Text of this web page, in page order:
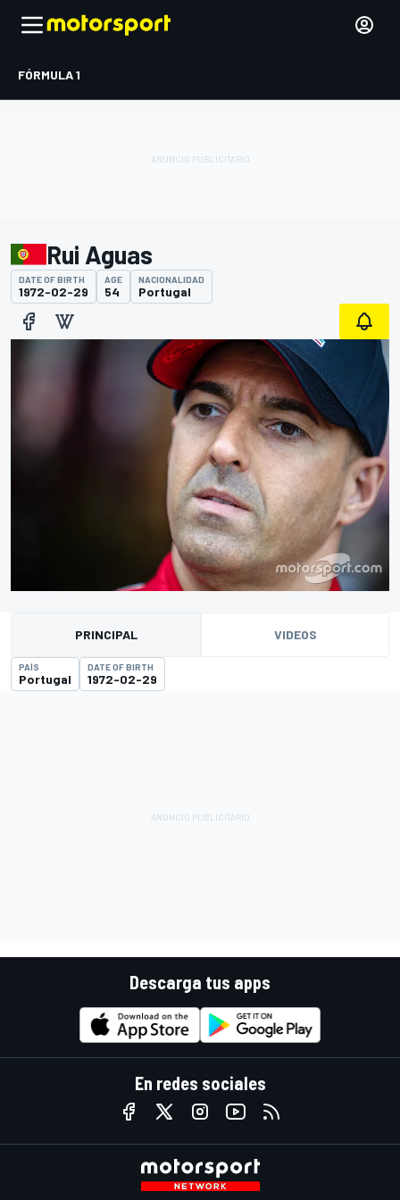
FÓRMULA 1
Rui Aguas
DATE OF BIRTH
1972-02-29
AGE
54
NACIONALIDAD
Portugal
PRINCIPAL VIDEOS
PAÍS
Portugal
DATE OF BIRTH
1972-02-29
Descarga tus apps
En redes sociales